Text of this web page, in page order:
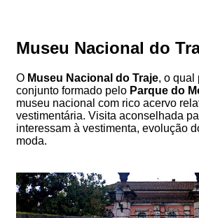
Museu Nacional do
O Museu Nacional do Traje, o qual
conjunto formado pelo Parque do
museu nacional com rico acervo
vestimentária. Visita aconselhada
interessam à vestimenta, evolução
moda.